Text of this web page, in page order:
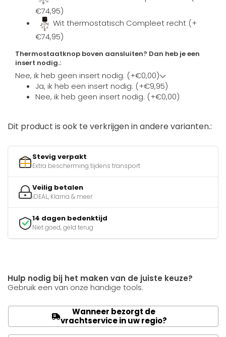
€74,95)
Wit thermostatisch Compleet recht (+
€74,95)
Thermostaatknop boven aansluiten? Dan heb je een
insert nodig.:
Nee, ik heb geen insert nodig. (+€0,00)
Ja, ik heb een insert nodig. (+€9,95)
Nee, ik heb geen insert nodig. (+€0,00)
Dit product is ook te verkrijgen in andere varianten.:
Stevig verpakt
Extra bescherming tijdens transport
Veilig betalen
iDEAL, Klarna & meer
14 dagen bedenktijd
Niet goed, geld terug
Hulp nodig bij het maken van de juiste keuze?
Gebruik een van onze handige tools.
Wanneer bezorgt de
vrachtservice in uw regio?